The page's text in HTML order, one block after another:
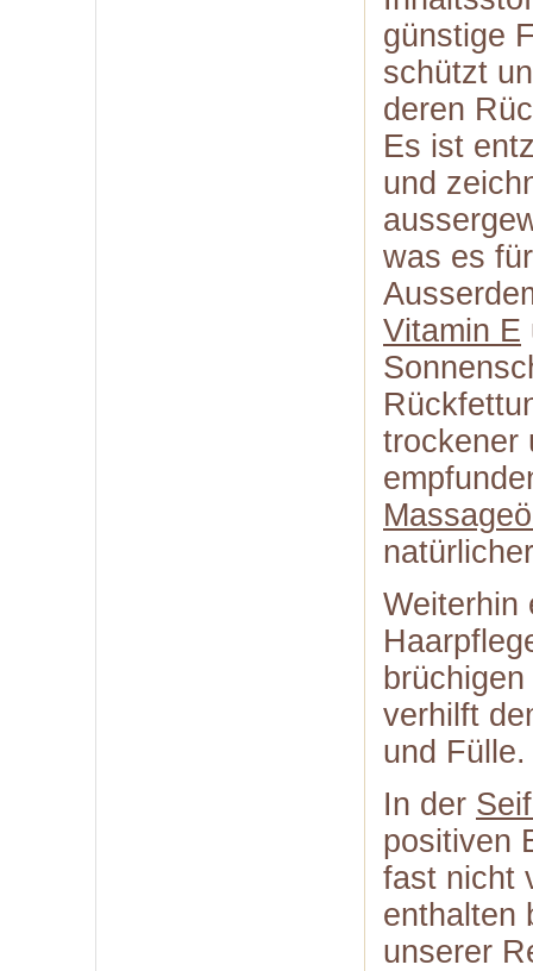
günstige
schützt
deren
Es ist
und
was es
Vitamin E
trockener
Weiterhin
verhilft
und Fülle.
In der
positiven
fast nicht
enthalten
unserer